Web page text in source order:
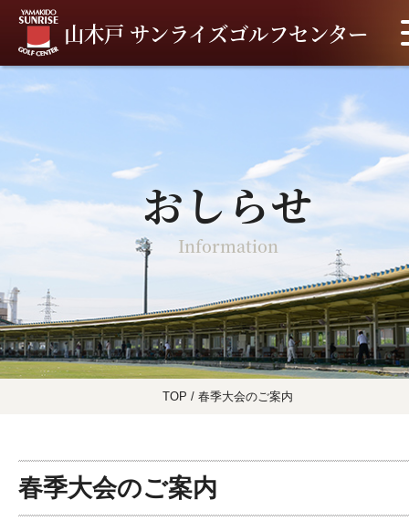
山木戸 サンライズゴルフセンター
おしらせ
Information
TOP /春季大会のご案内
春季大会のご案内